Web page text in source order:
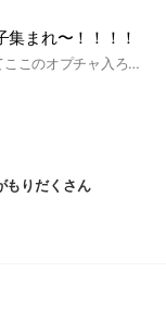
まれ〜！！！！
ちょいちょいーそこの君一旦止まってここのオプチャ入ろ！アイコン画像、背景画像に困ってる子カモーン！ここならたくさんの人と色々な画像を共有できるよ！何がダメとかないからなんでもあげて！逆に欲しい！それに、画像以外にも色々な話しよ！「ルール」暴言❌勝手に抜ける❌キモイ事（下ネタなど）❌即抜け❌抜ける時は一言いって抜けてね！
もりだくさん